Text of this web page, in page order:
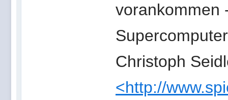
vorankommen
Christoph
<http://